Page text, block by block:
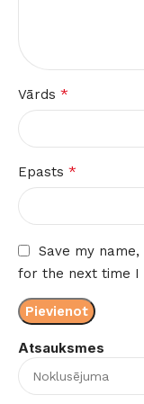
Atsauksmes
Vārds *
Epasts *
Save my
for the next time I